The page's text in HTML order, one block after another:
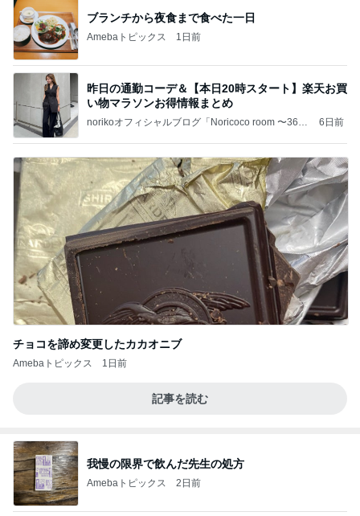
ブランチから夜食まで食べた一日
Amebaトピックス 1日前
昨日の通勤コーデ＆【本日20時スタート】楽天お買
い物マラソンお得情報まとめ
norikoオフィシャルブログ「Noricoco room 〜365
6日前
チョコを諦め変更したカカオニブ
Amebaトピックス 1日前
記事を読む
我慢の限界で飲んだ先生の処方
Amebaトピックス 2日前